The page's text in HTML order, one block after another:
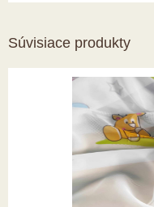
Súvisiace produkty